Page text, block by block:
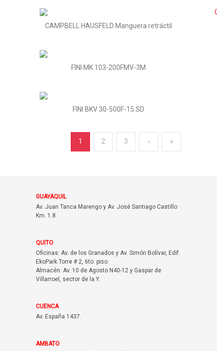
CAMPBELL HAUSFELD Manguera retráctil
FINI MK 103-200FMV-3M
FINI BKV 30-500F-15 SD
1 2 3 › »
GUAYAQUIL
Av. Juan Tanca Marengo y Av. José Santiago Castillo
Km. 1.8.
QUITO
Oficinas: Av. de los Granados y Av. Simón Bolívar, Edif.
EkoPark Torre # 2, 6to. piso.
Almacén: Av. 10 de Agosto N40-12 y Gaspar de
Villarroel, sector de la Y.
CUENCA
Av. España 1437.
AMBATO